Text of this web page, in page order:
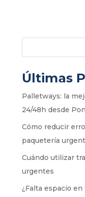
Últimas
Palletways: la
24/48h desde
Cómo reducir
paquetería
Cuándo utilizar
urgentes
¿Falta espacio